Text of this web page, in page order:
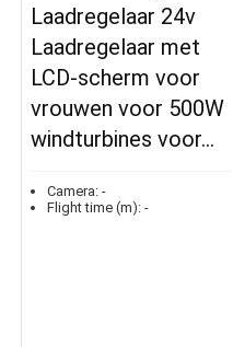
Laadregelaar 24v
Laadregelaar met
LCD-scherm voor
vrouwen voor 500W
windturbines voor…
Camera: -
Flight time (m): -